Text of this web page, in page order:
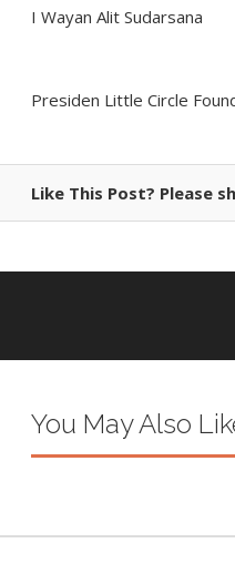
I Wayan Alit Sudarsana
Presiden Little Circle
Like This Post? Please
You May Also